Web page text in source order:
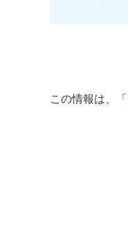
この情報は、「